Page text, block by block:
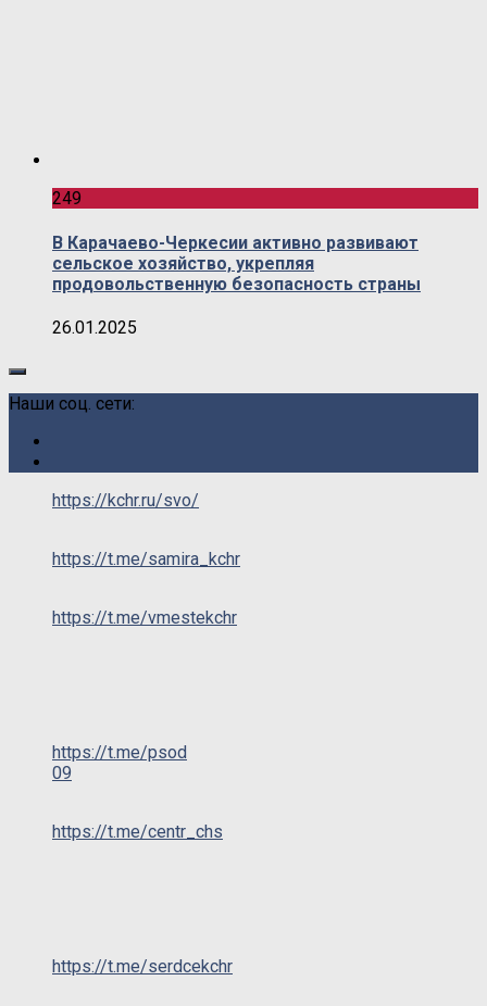
249
В Карачаево-Черкесии активно развивают
сельское хозяйство, укрепляя
продовольственную безопасность страны
26.01.2025
Наши соц. сети:
https://kchr.ru/svo/
https://t.me/samira_kchr
https://t.me/vmestekchr
https://t.me/psod
09
https://t.me/centr_chs
https://t.me/serdcekchr